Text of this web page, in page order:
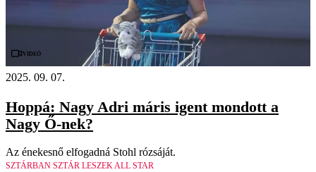
Videó
2025. 09. 07.
Hoppá: Nagy Adri máris igent mondott a
Nagy Ő-nek?
Az énekesnő elfogadná Stohl rózsáját.
SZTÁRBAN SZTÁR LESZEK ALL STAR